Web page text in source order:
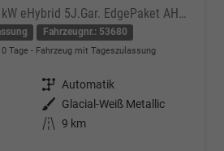
1.5 TSI e-Hybrid 150 kW eHybrid 5J.Gar. EdgePaket AHKschw.
Fahrzeugnr.: 53680
Tage Fahrzeug mit Tageszulassung
Getriebe Automatik
Außenfarbe
Glacial-Weiß Metallic
Kilometerstand 9 km